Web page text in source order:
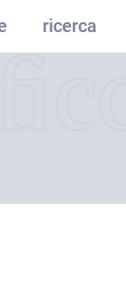
ricerca